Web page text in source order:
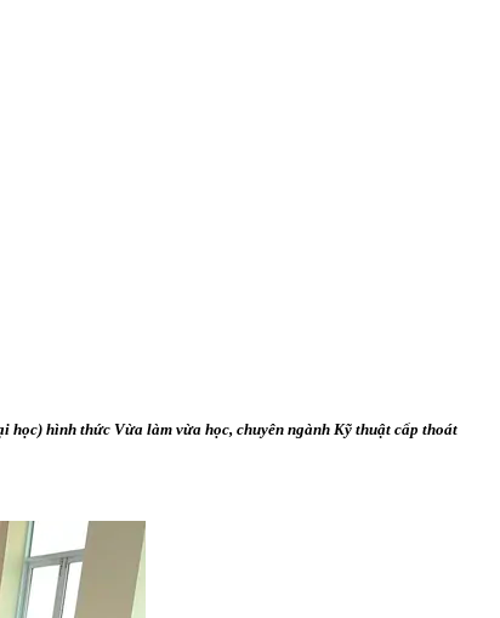
hình thức Vừa làm vừa học, chuyên ngành Kỹ thuật cấp thoát